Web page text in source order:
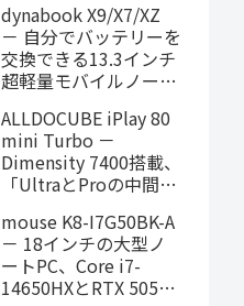
価格に！
dynabook X9/X7/XZ
－ 自分でバッテリーを
交換できる13.3インチ
超軽量モバイルノート
に！
ALLDOCUBE iPlay 80
mini Turbo －
Dimensity 7400搭載、
「UltraとProの中間ス
タブレット、発売記念
価格は29,999円！
mouse K8-I7G50BK-A
－ 18インチの大型ノ
ートPC、Core i7-
14650HXとRTX 5050